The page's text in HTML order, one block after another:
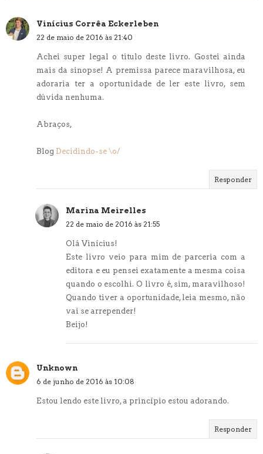
Vinícius Corrêa Eckerleben
22 de maio de 2016 às 21:40
Achei super legal o titulo deste livro. Gostei ainda
mais da sinopse! A premissa parece maravilhosa, eu
adoraria ter a oportunidade de ler este livro, sem
dúvida nenhuma.
Abraços,
Blog Decidindo-se \o/
Responder
Marina Meirelles
22 de maio de 2016 às 21:55
Olá Vinícius!
Este livro veio para mim de parceria com a
editora e eu pensei exatamente a mesma coisa
quando o escolhi. O livro é, sim, maravilhoso!
Quando tiver a oportunidade, leia mesmo, não
vai se arrepender!
Beijo!
Unknown
6 de junho de 2016 às 10:08
Estou lendo este livro, a princípio estou adorando.
Responder